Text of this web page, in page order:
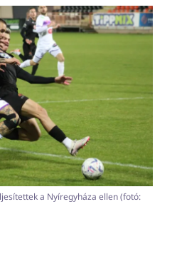
a Nyíregyháza ellen (fotó: